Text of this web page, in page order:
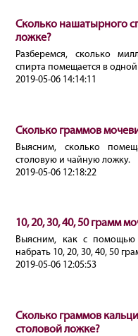
Сколько нашатырного
ложке?
Разберемся, сколько
спирта помещается в
2019-05-06 14:14:11
Сколько граммов
Выясним, сколько
столовую и чайную ложку.
2019-05-06 12:18:22
10, 20, 30, 40, 50 грамм
Выясним, как с
набрать 10, 20, 30, 40, 50
2019-05-06 12:05:53
Сколько граммов
столовой ложке?